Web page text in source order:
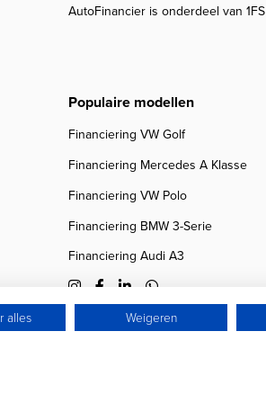
AutoFinancier is onderdeel van 1FS
Populaire modellen
Financiering VW Golf
Financiering Mercedes A Klasse
Financiering VW Polo
Financiering BMW 3-Serie
Financiering Audi A3
alles Weigeren